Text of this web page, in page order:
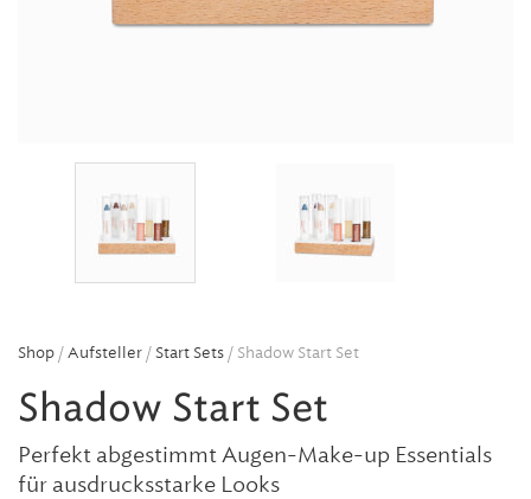
Shop /Aufsteller /Start Sets / Shadow Start Set
Shadow Start Set
Perfekt abgestimmt Augen-Make-up Essentials
für ausdrucksstarke Looks